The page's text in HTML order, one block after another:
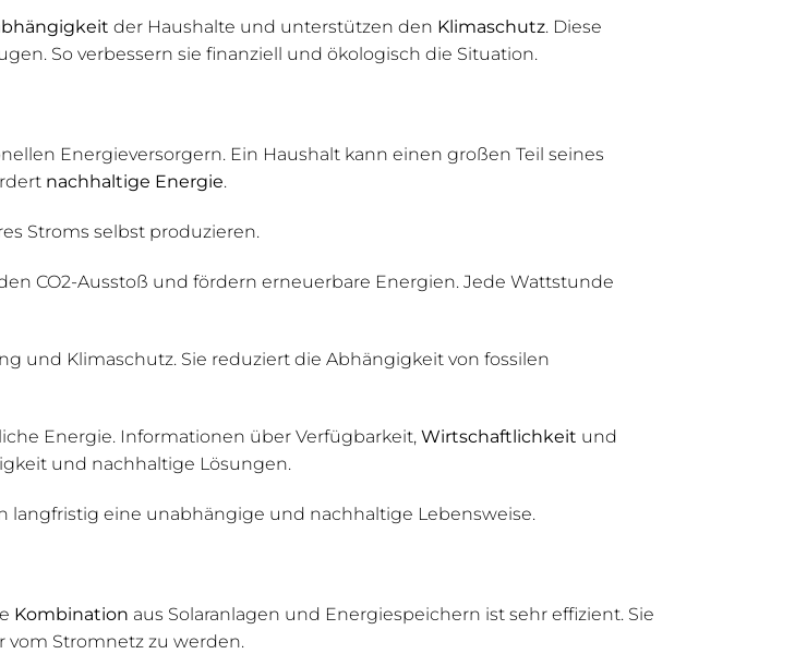
der Haushalte und unterstützen den Klimaschutz. Diese
So verbessern sie finanziell und ökologisch die Situation.
Energieversorgern. Ein Haushalt kann einen großen Teil seines
nachhaltige Energie.
Stroms selbst produzieren.
CO2-Ausstoß und fördern erneuerbare Energien. Jede Wattstunde
und Klimaschutz. Sie reduziert die Abhängigkeit von fossilen
Energie. Informationen über Verfügbarkeit, Wirtschaftlichkeit und
und nachhaltige Lösungen.
langfristig eine unabhängige und nachhaltige Lebensweise.
Kombination aus Solaranlagen und Energiespeichern ist sehr effizient. Sie
Stromnetz zu werden.